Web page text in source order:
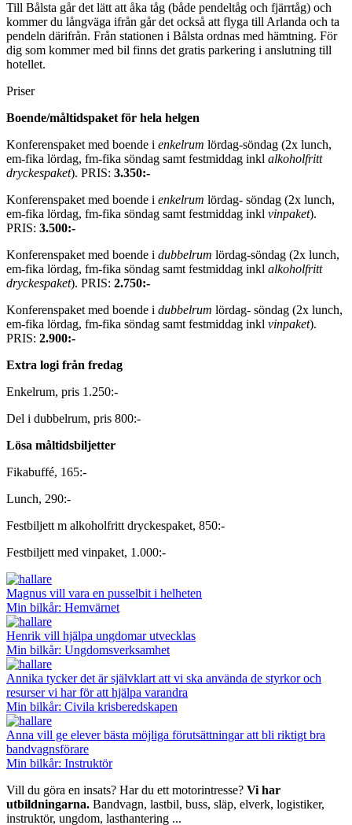
Till Bålsta går det lätt att åka tåg (både pendeltåg och fjärrtåg) och
kommer du långväga ifrån går det också att flyga till Arlanda och ta
pendeln därifrån. Från stationen i Bålsta ordnas med hämtning. För
dig som kommer med bil finns det gratis parkering i anslutning till
hotellet.
Priser
Boende/måltidspaket för hela helgen
Konferenspaket med boende i enkelrum lördag-söndag (2x lunch,
em-fika lördag, fm-fika söndag samt festmiddag inkl alkoholfritt
dryckespaket). PRIS: 3.350:-
Konferenspaket med boende i enkelrum lördag- söndag (2x lunch,
em-fika lördag, fm-fika söndag samt festmiddag inkl vinpaket).
PRIS: 3.500:-
Konferenspaket med boende i dubbelrum lördag-söndag (2x lunch,
em-fika lördag, fm-fika söndag samt festmiddag inkl alkoholfritt
dryckespaket). PRIS: 2.750:-
Konferenspaket med boende i dubbelrum lördag- söndag (2x lunch,
em-fika lördag, fm-fika söndag samt festmiddag inkl vinpaket).
PRIS: 2.900:-
Extra logi från fredag
Enkelrum, pris 1.250:-
Del i dubbelrum, pris 800:-
Lösa måltidsbiljetter
Fikabuffé, 165:-
Lunch, 290:-
Festbiljett m alkoholfritt dryckespaket, 850:-
Festbiljett med vinpaket, 1.000:-
Magnus vill vara en pusselbit i helheten
Min bilkår: Hemvärnet
Henrik vill hjälpa ungdomar utvecklas
Min bilkår: Ungdomsverksamhet
Annika tycker det är självklart att vi ska använda de styrkor och
resurser vi har för att hjälpa varandra
Min bilkår: Civila krisberedskapen
Anna vill ge elever bästa möjliga förutsättningar att bli riktigt bra
bandvagnsförare
Min bilkår: Instruktör
Vill du göra en insats? Har du ett motorintresse? Vi har
utbildningarna. Bandvagn, lastbil, buss, släp, elverk, logistiker,
instruktör, ungdom, lasthantering ...